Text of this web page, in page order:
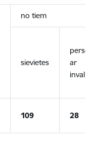
no tiem
sievietes
ar
109 28